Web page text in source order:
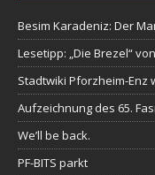
Besim Karadeniz: Der
Lesetipp: „Die Brezel“
Stadtwiki Pforzheim-Enz
Aufzeichnung des 65.
We’ll be back.
PF-BITS parkt